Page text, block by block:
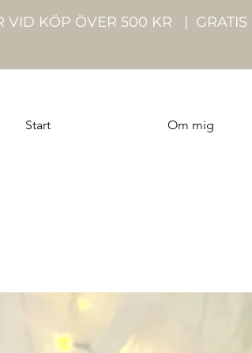
VID KÖP ÖVER 500 KR |
Start Om mig